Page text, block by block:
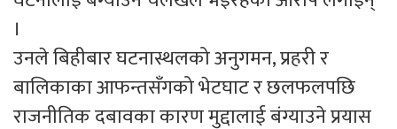
।
उनले बिहीबार घटनास्थलको अनुगमन, प्रहरी र
बालिकाका आफन्तसँगको भेटघाट र छलफलपछि
राजनीतिक दबावका कारण मुद्दालाई बंग्याउने प्रयास